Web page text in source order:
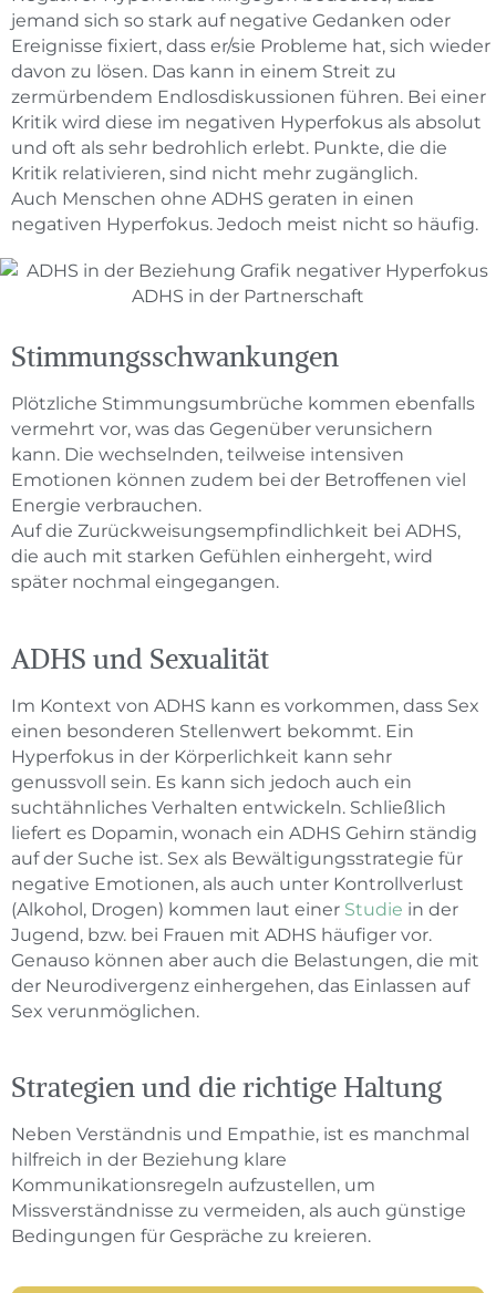
jemand sich so stark auf negative Gedanken oder
Ereignisse fixiert, dass er/sie Probleme hat, sich wieder
davon zu lösen. Das kann in einem Streit zu
zermürbendem Endlosdiskussionen führen. Bei einer
Kritik wird diese im negativen Hyperfokus als absolut
und oft als sehr bedrohlich erlebt. Punkte, die die
Kritik relativieren, sind nicht mehr zugänglich.
Auch Menschen ohne ADHS geraten in einen
negativen Hyperfokus. Jedoch meist nicht so häufig.
Stimmungsschwankungen
Plötzliche Stimmungsumbrüche kommen ebenfalls
vermehrt vor, was das Gegenüber verunsichern
kann. Die wechselnden, teilweise intensiven
Emotionen können zudem bei der Betroffenen viel
Energie verbrauchen.
Auf die Zurückweisungsempfindlichkeit bei ADHS,
die auch mit starken Gefühlen einhergeht, wird
später nochmal eingegangen.
ADHS und Sexualität
Im Kontext von ADHS kann es vorkommen, dass Sex
einen besonderen Stellenwert bekommt. Ein
Hyperfokus in der Körperlichkeit kann sehr
genussvoll sein. Es kann sich jedoch auch ein
suchtähnliches Verhalten entwickeln. Schließlich
liefert es Dopamin, wonach ein ADHS Gehirn ständig
auf der Suche ist. Sex als Bewältigungsstrategie für
negative Emotionen, als auch unter Kontrollverlust
(Alkohol, Drogen) kommen laut einer Studie in der
Jugend, bzw. bei Frauen mit ADHS häufiger vor.
Genauso können aber auch die Belastungen, die mit
der Neurodivergenz einhergehen, das Einlassen auf
Sex verunmöglichen.
Strategien und die richtige Haltung
Neben Verständnis und Empathie, ist es manchmal
hilfreich in der Beziehung klare
Kommunikationsregeln aufzustellen, um
Missverständnisse zu vermeiden, als auch günstige
Bedingungen für Gespräche zu kreieren.